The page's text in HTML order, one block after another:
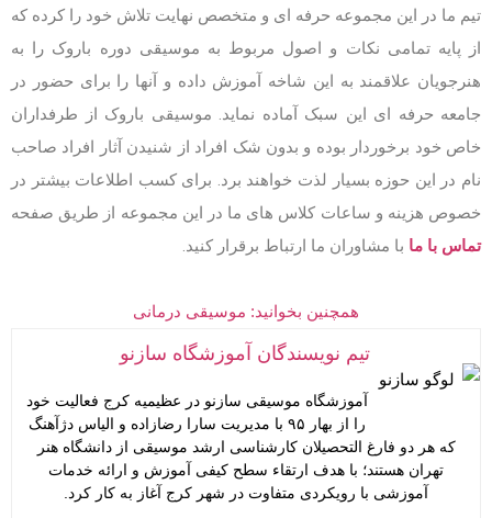
تیم ما در این مجموعه حرفه ای و متخصص نهایت تلاش خود را کرده که
از پایه تمامی نکات و اصول مربوط به موسیقی دوره باروک را به
هنرجویان علاقمند به این شاخه آموزش داده و آنها را برای حضور در
جامعه حرفه ای این سبک آماده نماید. موسیقی باروک از طرفداران
خاص خود برخوردار بوده و بدون شک افراد از شنیدن آثار افراد صاحب
نام در این حوزه بسیار لذت خواهند برد. برای کسب اطلاعات بیشتر در
خصوص هزینه و ساعات کلاس های ما در این مجموعه از طریق صفحه
تماس با ما با مشاوران ما ارتباط برقرار کنید.
همچنین بخوانید: موسیقی درمانی
تیم نویسندگان آموزشگاه سازنو
آموزشگاه موسیقی سازنو در عظیمیه کرج فعالیت خود
را از بهار ۹۵ با مدیریت سارا رضازاده و الیاس دژآهنگ
که هر دو فارغ التحصیلان کارشناسی ارشد موسیقی از دانشگاه هنر
تهران هستند؛ با هدف ارتقاء سطح کیفی آموزش و ارائه خدمات
آموزشی با رویکردی متفاوت در شهر کرج آغاز به کار کرد.